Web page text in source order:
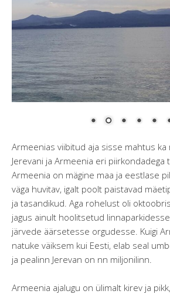
Armeenias viibitud aja sisse mahtus ka
Jerevani ja Armeenia eri piirkondadega
Armeenia on mägine maa ja eestlase
väga huvitav, igalt poolt paistavad
ja tasandikud. Aga rohelust oli
jagus ainult hoolitsetud
järvede äärsetesse orgudesse. Kuigi
natuke väiksem kui Eesti, elab seal
ja pealinn Jerevan on nn miljonilinn.
Armeenia ajalugu on ülimalt kirev ja